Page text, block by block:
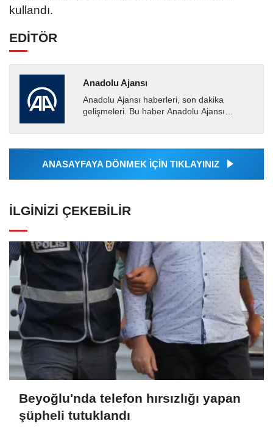
kullandı.
EDİTÖR
Anadolu Ajansı
Anadolu Ajansı haberleri, son dakika
gelişmeleri. Bu haber Anadolu Ajansı
tarafından geçilen tüm...
ANASAYFAYA DÖNMEK İÇİN TIKLAYINIZ
İLGINIZI ÇEKEBILIR
Beyoğlu'nda telefon hırsızlığı yapan
şüpheli tutuklandı